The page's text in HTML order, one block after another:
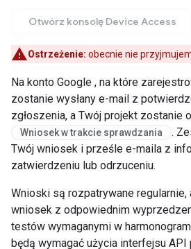
Otwórz konsolę Device Access
Ostrzeżenie: obecnie nie
Na konto Google , na które
zostanie wysłany e-mail z
zgłoszenia, a Twój projekt zostanie
Wniosek w trakcie sprawdzania
.
Twój wniosek i prześle e-maila z
zatwierdzeniu lub odrzuceniu.
Wnioski są rozpatrywane regularnie,
wniosek z odpowiednim
testów wymaganymi w
będą wymagać użycia interfejsu